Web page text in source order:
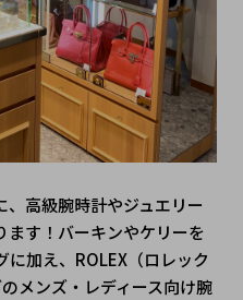
、高級腕時計やジュエリー
ます！バーキンやケリーを
加え、ROLEX（ロレック
メンズ・レディース向け腕